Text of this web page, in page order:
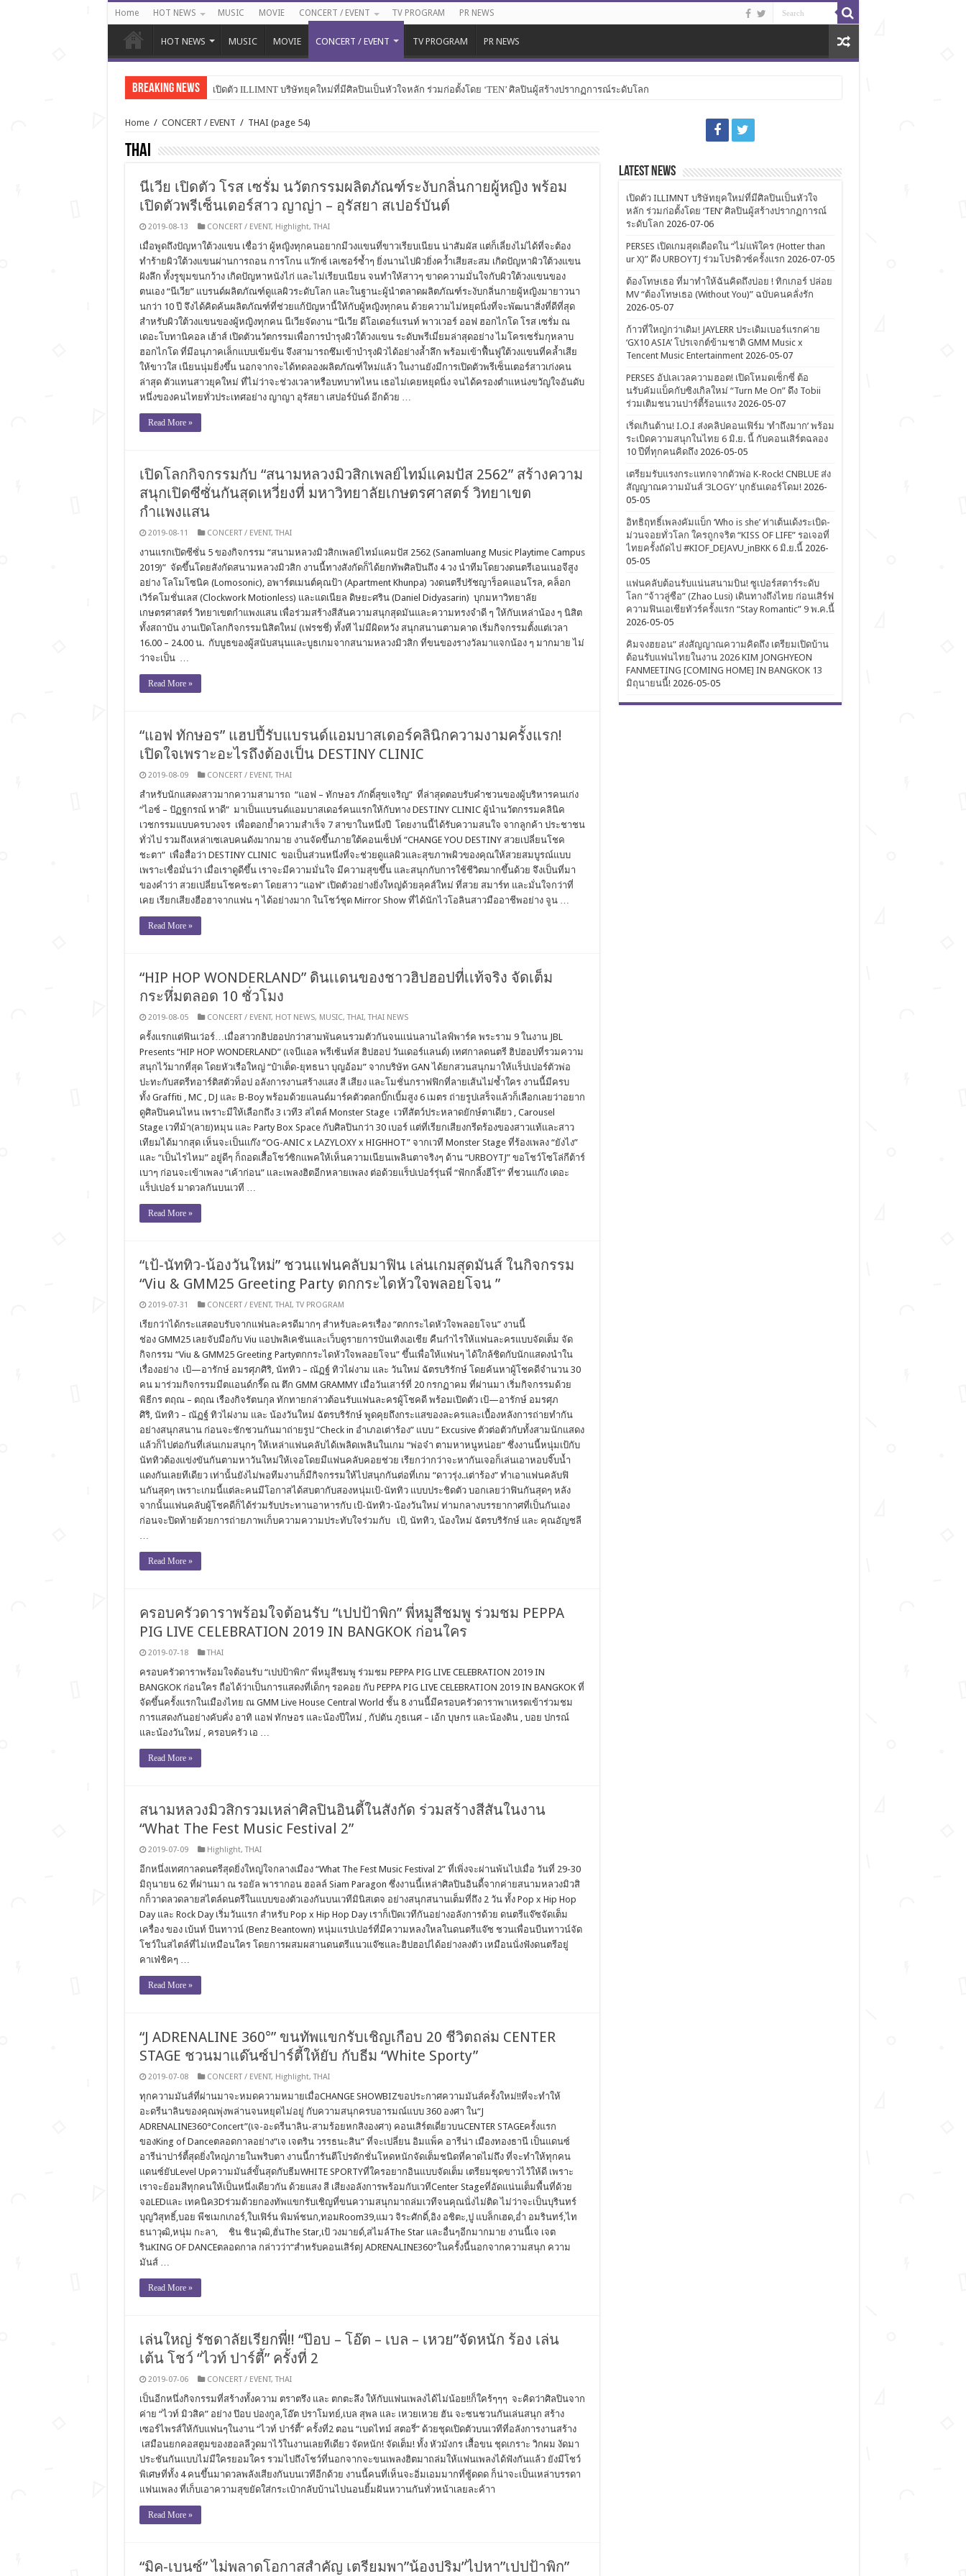
Home HOT NEWS MUSIC MOVIE CONCERT / EVENT TV PROGRAM PR NEWS
HOT NEWS MUSIC MOVIE CONCERT / EVENT TV PROGRAM PR NEWS
Breaking News เปิดตัว ILLIMNT บริษัทยุคใหม่ที่มีศิลปินเป็นหัวใจหลัก ร่วมก่อตั้งโดย ‘TEN’ ศิลปินผู้สร้างปรากฏการณ์ระดับโลก
Home / CONCERT / EVENT / THAI (page 54)
THAI
นีเวีย เปิดตัว โรส เซรั่ม นวัตกรรมผลิตภัณฑ์ระงับกลิ่นกายผู้หญิง พร้อม
เปิดตัวพรีเซ็นเตอร์สาว ญาญ่า – อุรัสยา สเปอร์บันต์
2019-08-13 CONCERT / EVENT, Highlight,THAI
เมื่อพูดถึงปัญหาใต้วงแขน เชื่อว่า ผู้หญิงทุกคนอยากมีวงแขนที่ขาวเรียบเนียน น่าสัมผัส แต่ก็เลี่ยงไม่ได้ที่จะต้อง
ทำร้ายผิวใต้วงแขนผ่านการถอน การโกน แว๊กซ์ เลเซอร์ซ้ำๆ ยิ่งนานไปผิวยิ่งคว้ำเสียสะสม เกิดปัญหาผิวใต้วงแขน
ฝังลึก ทั้งรูขุมขนกว้าง เกิดปัญหาหนังไก่ และไม่เรียบเนียน จนทำให้สาวๆ ขาดความมั่นใจกับผิวใต้วงแขนของ
ตนเอง “นีเวีย” แบรนด์ผลิตภัณฑ์ดูแลผิวระดับโลก และในฐานะผู้นำตลาดผลิตภัณฑ์ระงับกลิ่นกายผู้หญิงมายาวนา
นกว่า 10 ปี จึงได้คิดค้นผลิตภัณฑ์ที่ช่วยแก้ปัญหานี้ให้กับผู้หญิงทุกคน ด้วยความไม่หยุดนิ่งที่จะพัฒนาสิ่งที่ดีที่สุด
สำหรับผิวใต้วงแขนของผู้หญิงทุกคน นีเวียจัดงาน “นีเวีย ดีโอเดอร์แรนท์ พาวเวอร์ ออฟ ฮอกไกโด โรส เซรั่ม ณ
เดอะโบทานิคอล เฮ้าส์ เปิดตัวนวัตกรรมเพื่อการบำรุงผิวใต้วงแขน ระดับพรีเมี่ยมล่าสุดอย่าง ไมโครเซรั่มกุหลาบ
ฮอกไกโด ที่มีอนุภาคเล็กแบบเข้มข้น จึงสามารถซึมเข้าบำรุงผิวได้อย่างล้ำลึก พร้อมเข้าฟื้นฟูใต้วงแขนที่คล้ำเสีย
ให้ขาวใส เนียนนุ่มยิ่งขึ้น นอกจากจะได้ทดลองผลิตภัณฑ์ใหม่แล้ว ในงานยังมีการเปิดตัวพรีเซ็นเตอร์สาวเก่งคน
ล่าสุด ตัวแทนสาวยุคใหม่ ที่ไม่ว่าจะช่วงเวลาหรือบทบาทไหน เธอไม่เคยหยุดนิ่ง จนได้ครองตำแหน่งขวัญใจอันดับ
หนึ่งของคนไทยทั่วประเทศอย่าง ญาญา อุรัสยา เสปอร์บันด์ อีกด้วย …
Read More »
เปิดโลกกิจกรรมกับ “สนามหลวงมิวสิกเพลย์ไทม์แคมปัส 2562” สร้างความ
สนุกเปิดซีซั่นกันสุดเหวี่ยงที่ มหาวิทยาลัยเกษตรศาสตร์ วิทยาเขต
กำแพงแสน
2019-08-11 CONCERT / EVENT,THAI
งานแรกเปิดซีซั่น 5 ของกิจกรรม “สนามหลวงมิวสิกเพลย์ไทม์แคมปัส 2562 (Sanamluang Music Playtime Campus
2019)” จัดขึ้นโดยสังกัดสนามหลวงมิวสิก งานนี้ทางสังกัดก็ได้ยกทัพศิลปินถึง 4 วง นำทีมโดยวงดนตรีเอนเนอจีสูง
อย่าง โลโมโซนิค (Lomosonic), อพาร์ตเมนต์คุณป้า (Apartment Khunpa) วงดนตรีปรัชญาร็อคแอนโรล, คล็อก
เวิร์คโมชั่นเลส (Clockwork Motionless) และแดเนียล ดิษยะศริน (Daniel Didyasarin) บุกมหาวิทยาลัย
เกษตรศาสตร์ วิทยาเขตกำแพงแสน เพื่อร่วมสร้างสีสันความสนุกสุดมันและความทรงจำดี ๆ ให้กับเหล่าน้อง ๆ นิสิต
ทั้งสถาบัน งานเปิดโลกกิจกรรมนิสิตใหม่ (เฟรชชี่) ทั้งที ไม่มีผิดหวัง สนุกสนานตามคาด เริ่มกิจกรรมตั้งแต่เวลา
16.00 – 24.00 น. กับบูธของผู้สนับสนุนและบูธเกมจากสนามหลวงมิวสิก ที่ขนของรางวัลมาแจกน้อง ๆ มากมาย ไม่
ว่าจะเป็น …
Read More »
“แอฟ ทักษอร” แฮปปี้รับแบรนด์แอมบาสเดอร์คลินิกความงามครั้งแรก!
เปิดใจเพราะอะไรถึงต้องเป็น DESTINY CLINIC
2019-08-09 CONCERT / EVENT,THAI
สำหรับนักแสดงสาวมากความสามารถ “แอฟ – ทักษอร ภักดิ์สุขเจริญ” ที่ล่าสุดตอบรับคำชวนของผู้บริหารคนเก่ง
“ไอซ์ – ปัฏฐกรณ์ หาดี” มาเป็นแบรนด์แอมบาสเดอร์คนแรกให้กับทาง DESTINY CLINIC ผู้นำนวัตกรรมคลินิค
เวชกรรมแบบครบวงจร เพื่อตอกย้ำความสำเร็จ 7 สาขาในหนึ่งปี โดยงานนี้ได้รับความสนใจ จากลูกค้า ประชาชน
ทั่วไป รวมถึงเหล่าเซเลบคนดังมากมาย งานจัดขึ้นภายใต้คอนเซ็ปท์ “CHANGE YOU DESTINY สวยเปลี่ยนโชค
ชะตา” เพื่อสื่อว่า DESTINY CLINIC ขอเป็นส่วนหนึ่งที่จะช่วยดูแลผิวและสุขภาพผิวของคุณให้สวยสมบูรณ์แบบ
เพราะเชื่อมั่นว่า เมื่อเราดูดีขึ้น เราจะมีความมั่นใจ มีความสุขขึ้น และสนุกกับการใช้ชีวิตมากขึ้นด้วย จึงเป็นที่มา
ของคำว่า สวยเปลี่ยนโชคชะตา โดยสาว “แอฟ” เปิดตัวอย่างยิ่งใหญ่ด้วยลุคส์ใหม่ ที่สวย สมาร์ท และมั่นใจกว่าที่
เคย เรียกเสียงฮือฮาจากแฟน ๆ ได้อย่างมาก ในโชว์ชุด Mirror Show ที่ได้นักไวโอลินสาวมืออาชีพอย่าง จูน …
Read More »
“HIP HOP WONDERLAND” ดินเเดนของชาวฮิปฮอปที่เเท้จริง จัดเต็ม
กระหึ่มตลอด 10 ชั่วโมง
2019-08-05 CONCERT / EVENT, HOT NEWS, MUSIC,THAI,THAI NEWS
ครั้งเเรกเเต่ฟินเว่อร์…เมื่อสาวกฮิปฮอปกว่าสามพันคนรวมตัวกันจนเเน่นลานไลฟ์พาร์ค พระราม 9 ในงาน JBL
Presents “HIP HOP WONDERLAND” (เจบีเเอล พรีเซ้นท์ส ฮิปฮอป วันเดอร์เเลนด์) เทศกาลดนตรี ฮิปฮอปที่รวมความ
สนุกไว้มากที่สุด โดยหัวเรือใหญ่ “ป๋าเต็ด-ยุทธนา บุญอ้อม” จากบริษัท GAN ได้ยกสวนสนุกมาให้เเร็ปเปอร์ตัวพ่อ
ปะทะกับสตรีทอาร์ติสตัวท็อป อลังการงานสร้างแสง สี เสียง และโมชั่นกราฟฟิกที่ลายเส้นไม่ซ้ำใคร งานนี้มีครบ
ทั้ง Graffiti , MC , DJ และ B-Boy พร้อมด้วยแลนด์มาร์คตัวตลกบิ๊กเบิ้มสูง 6 เมตร ถ่ายรูปเสร็จเเล้วก็เลือกเลยว่าอยาก
ดูศิลปินคนไหน เพราะมีให้เลือกถึง 3 เวที3 สไตล์ Monster Stage เวทีสัตว์ประหลาดยักษ์ตาเดียว , Carousel
Stage เวทีม้า(ลาย)หมุน เเละ Party Box Space กับศิลปินกว่า 30 เบอร์ เเต่ที่เรียกเสียงกรีดร้องของสาวเเท้เเละสาว
เทียมได้มากสุด เห็นจะเป็นเเก๊ง “OG-ANIC x LAZYLOXY x HIGHHOT” จากเวที Monster Stage ที่ร้องเพลง “ยังไง”
เเละ “เป็นไรไหม” อยู่ดีๆ ก็ถอดเสื้อโชว์ซิกเเพคให้เห็นความเนียนเพลินตาจริงๆ ด้าน “URBOYTJ” ขอโชว์โซโล่กีต้าร์
เบาๆ ก่อนจะเข้าเพลง “เค้าก่อน” เเละเพลงฮิตอีกหลายเพลง ต่อด้วยเเร็ปเปอร์รุ่นพี่ “ฟักกลิ้งฮีโร่” ที่ชวนแก๊ง เดอะ
แร็ปเปอร์ มาดวลกันบนเวที …
Read More »
“เป้-นัททิว-น้องวันใหม่” ชวนแฟนคลับมาฟิน เล่นเกมสุดมันส์ ในกิจกรรม
“Viu & GMM25 Greeting Party ตกกระไดหัวใจพลอยโจน ”
2019-07-31 CONCERT / EVENT,THAI,TV PROGRAM
เรียกว่าได้กระแสตอบรับจากแฟนละครดีมากๆ สำหรับละครเรื่อง “ตกกระไดหัวใจพลอยโจน” งานนี้
ช่อง GMM25 เลยจับมือกับ Viu แอปพลิเคชันและเว็บดูรายการบันเทิงเอเชีย คืนกำไรให้แฟนละครแบบจัดเต็ม จัด
กิจกรรม “Viu & GMM25 Greeting Partyตกกระไดหัวใจพลอยโจน” ขึ้นเพื่อให้แฟนๆ ได้ใกล้ชิดกับนักแสดงนำใน
เรื่องอย่าง เป้—อารักษ์ อมรศุภศิริ, นัททิว – ณัฏฐ์ ทิวไผ่งาม และ วันใหม่ ฉัตรบริรักษ์ โดยค้นหาผู้โชคดีจำนวน 30
คน มาร่วมกิจกรรมมีตแอนด์กรี๊ด ณ ตึก GMM GRAMMY เมื่อวันเสาร์ที่ 20 กรกฏาคม ที่ผ่านมา เริ่มกิจกรรมด้วย
พิธีกร ตฤณ – ตฤณ เรืองกิจรัตนกุล ทักทายกล่าวต้อนรับแฟนละครผู้โชคดี พร้อมเปิดตัว เป้—อารักษ์ อมรศุภ
ศิริ, นัททิว – ณัฏฐ์ ทิวไผ่งาม และ น้องวันใหม่ ฉัตรบริรักษ์ พูดคุยถึงกระแสของละครและเบื้องหลังการถ่ายทำกัน
อย่างสนุกสนาน ก่อนจะชักชวนกันมาถ่ายรูป “Check in อำเภอเต่าร้อง” แบบ ” Excusive ตัวต่อตัวกับทั้งสามนักแสดง
แล้วก็ไปต่อกันที่เล่นเกมสนุกๆ ให้เหล่าแฟนคลับได้เพลิดเพลินในเกม “พ่อจ๋า ตามหาหนูหน่อย” ซึ่งงานนี้หนุ่มเป้กับ
นัททิวต้องแข่งขันกันตามหาวันใหม่ให้เจอโดยมีแฟนคลับคอยช่วย เรียกว่ากว่าจะหากันเจอก็เล่นเอาหอบจิ๊บน้ำ
แดงกันเลยทีเดียว เท่านั้นยังไม่พอทีมงานก็มีกิจกรรมให้ไปสนุกกันต่อที่เกม “ดาวรุ่ง..เต่าร้อง” ทำเอาแฟนคลับฟิ
นกันสุดๆ เพราะเกมนี้แต่ละคนมีโอกาสได้สบตากับสองหนุ่มเป้-นัททิว แบบประชิดตัว บอกเลยว่าฟินกันสุดๆ หลัง
จากนั้นแฟนคลับผู้โชคดีก็ได้ร่วมรับประทานอาหารกับ เป้-นัททิว-น้องวันใหม่ ท่ามกลางบรรยากาศที่เป็นกันเอง
ก่อนจะปิดท้ายด้วยการถ่ายภาพเก็บความความประทับใจร่วมกับ เป้, นัททิว, น้องใหม่ ฉัตรบริรักษ์ และ คุณอัญชลี
…
Read More »
ครอบครัวดาราพร้อมใจต้อนรับ “เปปป้าพิก” พี่หมูสีชมพู ร่วมชม PEPPA
PIG LIVE CELEBRATION 2019 IN BANGKOK ก่อนใคร
2019-07-18 THAI
ครอบครัวดาราพร้อมใจต้อนรับ “เปปป้าพิก” พี่หมูสีชมพู ร่วมชม PEPPA PIG LIVE CELEBRATION 2019 IN
BANGKOK ก่อนใคร ถือได้ว่าเป็นการแสดงที่เด็กๆ รอคอย กับ PEPPA PIG LIVE CELEBRATION 2019 IN BANGKOK ที่
จัดขึ้นครั้งแรกในเมืองไทย ณ GMM Live House Central World ชั้น 8 งานนี้มีครอบครัวดาราพาเหรดเข้าร่วมชม
การแสดงกันอย่างคับคั่ง อาทิ แอฟ ทักษอร และน้องปีใหม่ , กัปตัน ภูธเนศ – เอ้ก บุษกร และน้องดิน , บอย ปกรณ์
และน้องวันใหม่ , ครอบครัว เอ …
Read More »
สนามหลวงมิวสิกรวมเหล่าศิลปินอินดี้ในสังกัด ร่วมสร้างสีสันในงาน
“What The Fest Music Festival 2”
2019-07-09 Highlight,THAI
อีกหนึ่งเทศกาลดนตรีสุดยิ่งใหญ่ใจกลางเมือง “What The Fest Music Festival 2” ที่เพิ่งจะผ่านพ้นไปเมื่อ วันที่ 29-30
มิถุนายน 62 ที่ผ่านมา ณ รอยัล พารากอน ฮอลล์ Siam Paragon ซึ่งงานนี้เหล่าศิลปินอินดี้จากค่ายสนามหลวงมิวสิ
กก็วาดลวดลายสไตล์ดนตรีในแบบของตัวเองกันบนเวทีมินิสเตจ อย่างสนุกสนานเต็มที่ถึง 2 วัน ทั้ง Pop x Hip Hop
Day และ Rock Day เริ่มวันแรก สำหรับ Pop x Hip Hop Day เราก็เปิดเวทีกันอย่างอลังการด้วย ดนตรีแจ๊ซจัดเต็ม
เครื่อง ของ เบ้นท์ บีนทาวน์ (Benz Beantown) หนุ่มแรปเปอร์ที่มีความหลงใหลในดนตรีแจ๊ซ ชวนเพื่อนบีนทาวน์จัด
โชว์ในสไตล์ที่ไม่เหมือนใคร โดยการผสมผสานดนตรีแนวแจ๊ซและฮิปฮอปได้อย่างลงตัว เหมือนนั่งฟังดนตรีอยู่
คาเฟ่ชิคๆ …
Read More »
“J ADRENALINE 360°” ขนทัพแขกรับเชิญเกือบ 20 ชีวิตถล่ม CENTER
STAGE ชวนมาแด๊นซ์ปาร์ตี้ให้ยับ กับธีม “White Sporty”
2019-07-08 CONCERT / EVENT, Highlight,THAI
ทุกความมันส์ที่ผ่านมาจะหมดความหมายเมื่อCHANGE SHOWBIZขอประกาศความมันส์ครั้งใหม่!!ที่จะทำให้
อะดรีนาลินของคุณพุ่งพล่านจนหยุดไม่อยู่ กับความสนุกครบอารมณ์แบบ 360 องศา ใน“J
ADRENALINE360°Concert”(เจ-อะดรีนาลิน-สามร้อยหกสิงองศา) คอนเสิร์ตเดี่ยวบนCENTER STAGEครั้งแรก
ของKing of Danceตลอดกาลอย่าง“เจ เจตริน วรรธนะสิน” ที่จะเปลี่ยน อิมแพ็ค อารีน่า เมืองทองธานี เป็นแดนซ์
อารีน่าปาร์ตี้สุดยิ่งใหญ่ภายในพริบตา งานนี้การันตีโปรดักชั่นโหดหนักจัดเต็มชนิดที่คาดไม่ถึง ที่จะทำให้ทุกคน
แดนซ์ยับLevel Upความมันส์ขั้นสุดกับธีมWHITE SPORTYที่ใครอยากอินแบบจัดเต็ม เตรียมชุดขาวไว้ให้ดี เพราะ
เราจะย้อมสีทุกคนให้เป็นหนึ่งเดียวกัน ด้วยแสง สี เสียงอลังการพร้อมกับเวทีCenter Stageที่อัดแน่นเต็มพื้นที่ด้วย
จอLEDและ เทคนิค3Dร่วมด้วยกองทัพแขกรับเชิญที่ขนความสนุกมาถล่มเวทีจนคุณนั่งไม่ติด ไม่ว่าจะเป็นบุรินทร์
บุญวิสุทธิ์,บอย พีชเมกเกอร์,ใบเฟิร์น พิมพ์ชนก,ทอมRoom39,แมว จิระศักดิ์,อิง อชิตะ,ปู แบล็กเฮด,อ่ำ อมรินทร์,ไท
ธนาวุฒิ,หนุ่ม กะลา, ชิน ชินวุฒิ,ฮั่นThe Star,เป้ วงมายด์,สไมล์The Star และอื่นๆอีกมากมาย งานนี้เจ เจต
รินKING OF DANCEตลอดกาล กล่าวว่า“สำหรับคอนเสิร์ตJ ADRENALINE360°ในครั้งนี้นอกจากความสนุก ความ
มันส์ …
Read More »
เล่นใหญ่ รัชดาลัยเรียกพี่!! “ป๊อบ – โอ๊ต – เบล – เหวย”จัดหนัก ร้อง เล่น
เต้น โชว์ “ไวท์ ปาร์ตี้” ครั้งที่ 2
2019-07-06 CONCERT / EVENT,THAI
เป็นอีกหนึ่งกิจกรรมที่สร้างทั้งความ ตราตรึง และ ตกตะลึง ให้กับแฟนเพลงได้ไม่น้อย!!ก็ใคร้ๆๆๆ จะคิดว่าศิลปินจาก
ค่าย “ไวท์ มิวสิค” อย่าง ป๊อบ ปองกูล,โอ๊ต ปราโมทย์,เบล สุพล และ เหวยเหวย ฮัน จะซนชวนกันเล่นสนุก สร้าง
เซอร์ไพรส์ให้กับแฟนๆในงาน “ไวท์ ปาร์ตี้” ครั้งที่2 ตอน “เบดไทม์ สตอรี่” ด้วยชุดเปิดตัวบนเวทีที่อลังการงานสร้าง
เสมือนยกคอสตูมของฮอลลีวูดมาไว้ในงานเลยทีเดียว จัดหนัก! จัดเต็ม! ทั้ง หัวมังกร เสื้อขน ชุดเกราะ วิกผม งัดมา
ประชันกันแบบไม่มีใครยอมใคร รวมไปถึงโชว์ที่นอกจากจะขนเพลงฮิตมาถล่มให้แฟนเพลงได้ฟังกันแล้ว ยังมีโชว์
พิเศษที่ทั้ง 4 คนขึ้นมาดวลพลังเสียงกันบนเวทีอีกด้วย งานนี้คนที่เห็นจะอิ่มเอมมากที่ซู้ดดด ก็น่าจะเป็นเหล่าบรรดา
แฟนเพลง ที่เก็บเอาความสุขยัดใส่กระเป๋ากลับบ้านไปนอนยิ้มฝันหวานกันทั่วหน้าเลยละค้าา
Read More »
“มิค-เบนซ์” ไม่พลาดโอกาสสำคัญ เตรียมพา”น้องปริม”ไปหา”เปปป้าพิก”
Latest News
เปิดตัว ILLIMNT บริษัทยุคใหม่ที่มีศิลปินเป็นหัวใจ
หลัก ร่วมก่อตั้งโดย ‘TEN’ ศิลปินผู้สร้างปรากฏการณ์
ระดับโลก 2026-07-06
PERSES เปิดเกมสุดเดือดใน “ไม่แพ้ใคร (Hotter than
ur X)” ดึง URBOYTJ ร่วมโปรดิวซ์ครั้งแรก 2026-07-05
ต้องโทษเธอ ที่มาทำให้ฉันคิดถึงบ่อย ! ทิกเกอร์ ปล่อย
MV “ต้องโทษเธอ (Without You)” ฉบับคนคลั่งรัก
2026-05-07
ก้าวที่ใหญ่กว่าเดิม! JAYLERR ประเดิมเบอร์แรกค่าย
‘GX10 ASIA’ โปรเจกต์ข้ามชาติ GMM Music x
Tencent Music Entertainment 2026-05-07
PERSES อัปเลเวลความฮอต! เปิดโหมดเซ็กซี่ ต้อ
นรับคัมแบ็คกับซิงเกิลใหม่ “Turn Me On” ดึง Tobii
ร่วมเติมชนวนปาร์ตี้ร้อนแรง 2026-05-07
เริ่ดเกินต้าน! I.O.I ส่งคลิปคอนเฟิร์ม ‘ทำถึงมาก’ พร้อม
ระเบิดความสนุกในไทย 6 มิ.ย. นี้ กับคอนเสิร์ตฉลอง
10 ปีที่ทุกคนคิดถึง 2026-05-05
เตรียมรับแรงกระแทกจากตัวพ่อ K-Rock! CNBLUE ส่ง
สัญญาณความมันส์ ‘3LOGY’ บุกธันเดอร์โดม! 2026-
05-05
อิทธิฤทธิ์เพลงคัมแบ็ก ‘Who is she’ ท่าเต้นเด้งระเบิด-
ม่วนจอยทั่วโลก ใครถูกจริต “KISS OF LIFE” รอเจอที่
ไทยครั้งถัดไป #KIOF_DEJAVU_inBKK 6 มิ.ย.นี้ 2026-
05-05
แฟนคลับต้อนรับแน่นสนามบิน! ซูเปอร์สตาร์ระดับ
โลก “จ้าวลู่ซือ” (Zhao Lusi) เดินทางถึงไทย ก่อนเสิร์ฟ
ความฟินเอเชียทัวร์ครั้งแรก “Stay Romantic” 9 พ.ค.นี้
2026-05-05
คิมจงฮยอน” ส่งสัญญาณความคิดถึง เตรียมเปิดบ้าน
ต้อนรับแฟนไทยในงาน 2026 KIM JONGHYEON
FANMEETING [COMING HOME] IN BANGKOK 13
มิถุนายนนี้! 2026-05-05